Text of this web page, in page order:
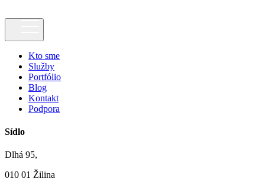
Kto sme
Služby
Portfólio
Blog
Kontakt
Podpora
Sídlo
Dlhá 95,
010 01 Žilina